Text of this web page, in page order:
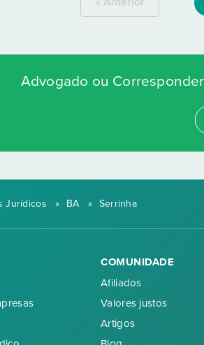
Advogado ou
Jurídicos » BA » Serrinha
COMUNIDADE
Afiliados
Valores justos
Artigos